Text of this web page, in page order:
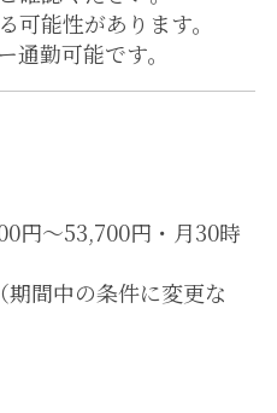
能性があります。
勤可能です。
円～53,700円・月30時
間中の条件に変更な